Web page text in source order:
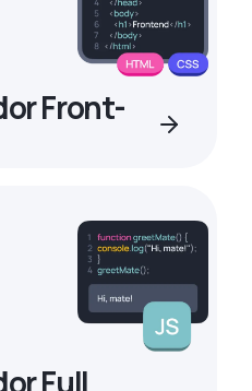
Front-
Full